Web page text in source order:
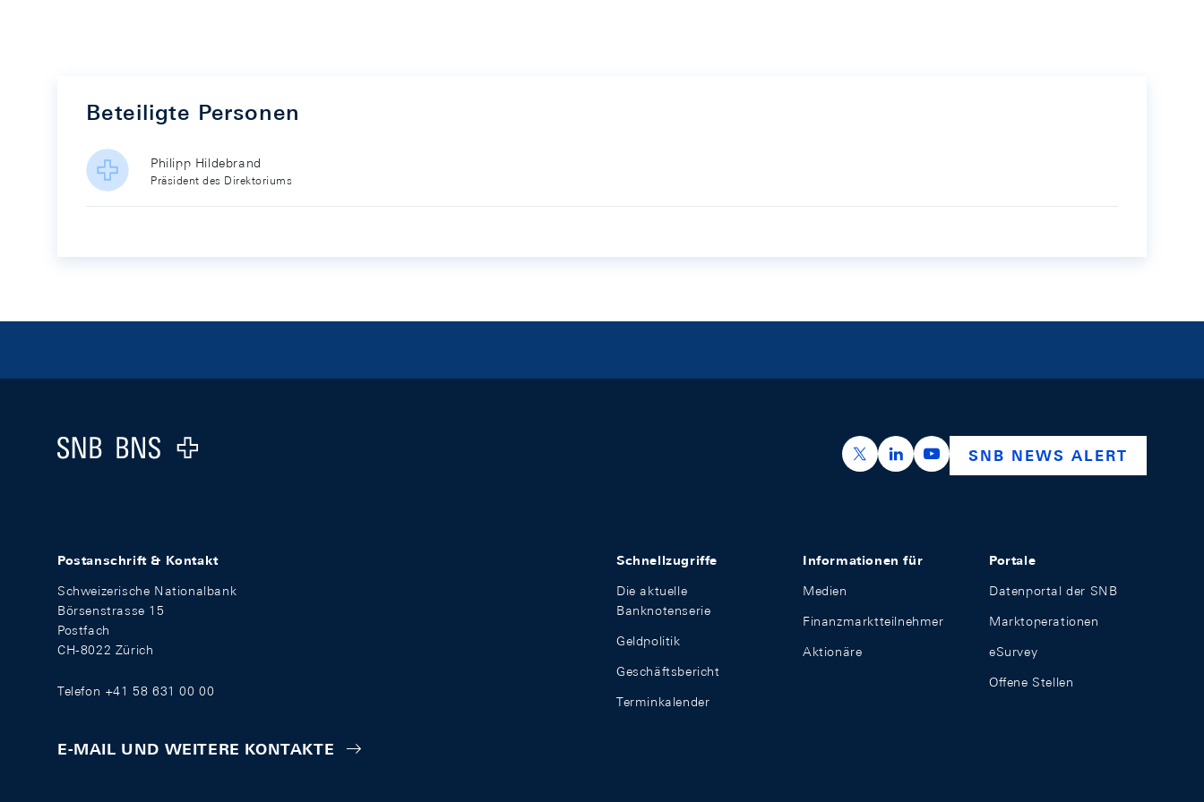
Beteiligte Personen
Philipp Hildebrand
Präsident des Direktoriums
Logo
https://x.com/snb_bns
https://ch.linkedin.com/company/swiss-
https://www.youtube.com/
SNB NEWS ALERT
Postanschrift & Kontakt
Schweizerische Nationalbank
Börsenstrasse 15
Postfach
CH-8022 Zürich
Telefon +41 58 631 00 00
E-MAIL UND WEITERE KONTAKTE
Schnellzugriffe
Die aktuelle
Banknotenserie
Geldpolitik
Geschäftsbericht
Terminkalender
Informationen für
Medien
Finanzmarktteilnehmer
Aktionäre
Portale
Datenportal der SNB
Marktoperationen
eSurvey
Offene Stellen